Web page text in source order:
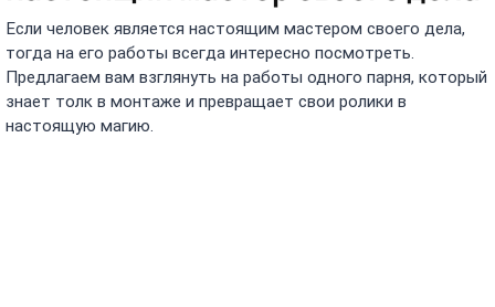
Если человек является настоящим мастером своего дела,
тогда на его работы всегда интересно посмотреть.
Предлагаем вам взглянуть на работы одного парня, который
знает толк в монтаже и превращает свои ролики в
настоящую магию.